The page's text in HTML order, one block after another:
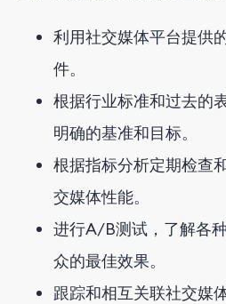
利用社交媒体平台提供
件。
根据行业标准和过去的
明确的基准和目标。
根据指标分析定期检查
交媒体性能。
进行A/B测试，了解各
众的最佳效果。
跟踪和相互关联社交媒